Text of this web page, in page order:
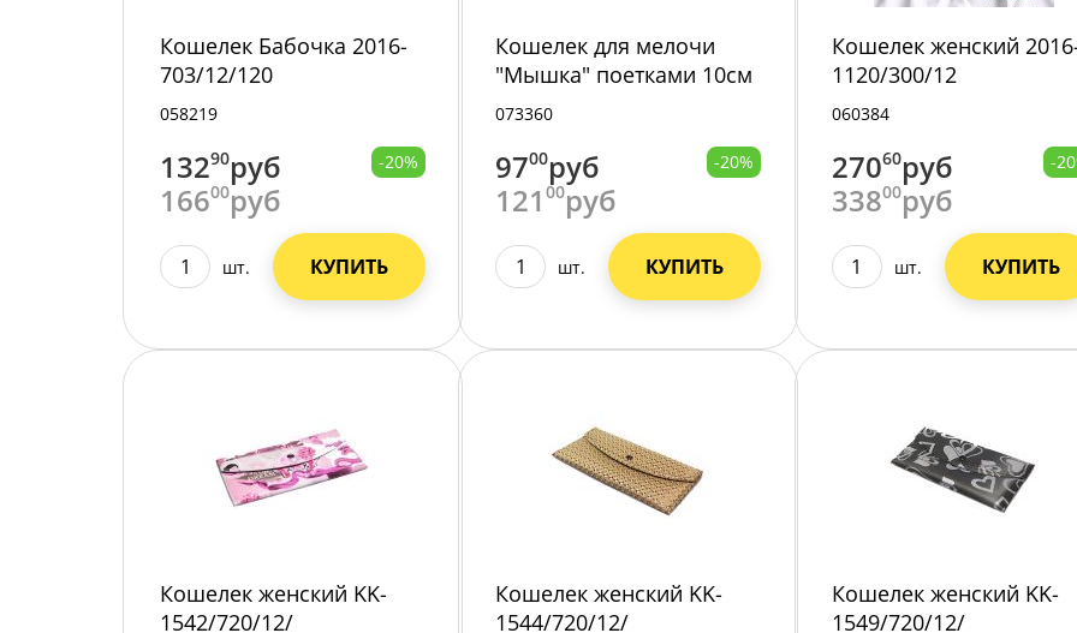
Кошелек Бабочка 2016-
703/12/120
058219
13290руб
16600руб
-20%
шт. КУПИТЬ
Кошелек для мелочи
"Мышка" поетками 10см
1253-110/12/300/
073360
9700руб
12100руб
-20%
шт. КУПИТЬ
Кошелек женский
1120/300/12
060384
27060руб
33800руб
-
шт. КУПИТЬ
Кошелек женский KK-
1542/720/12/
Кошелек женский KK-
1544/720/12/
Кошелек женский KK-
1549/720/12/